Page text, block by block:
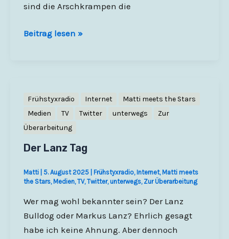
sind die Arschkrampen die
Arschkrampen
Nienburg
–
Theater
dem
–
19./20.
November
Beitrag lesen »
Frühstyxradio Internet
Matti meets the Stars
Medien
TV Twitter unterwegs
Zur
Überarbeitung
Der Lanz Tag
Matti 5. August 2025 Frühstyxradio, Internet, Matti meets
the Stars, Medien, TV, Twitter, unterwegs, Zur Überarbeitung
Wer mag wohl bekannter sein? Der Lanz
Bulldog oder Markus Lanz? Ehrlich gesagt
habe ich keine Ahnung. Aber dennoch